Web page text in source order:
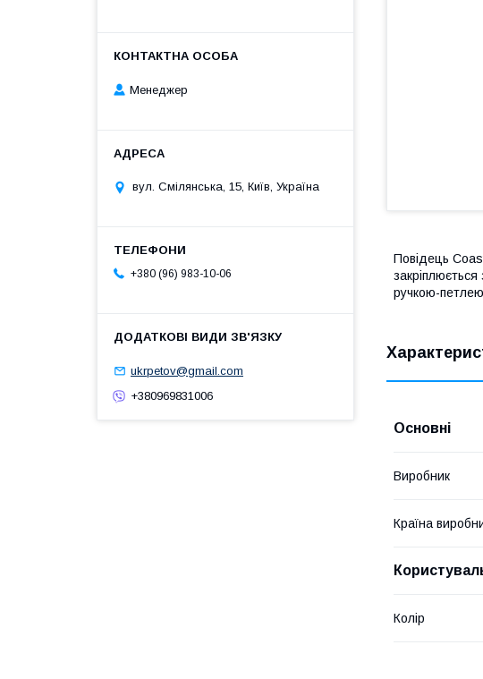
Повідець
ручкою-петлею
Основні
Виробник
Країна
Колір
Менеджер
вул. Смілянська, 15, Київ, Україна
+380 (96) 983-10-06
ukrpetov@gmail.com
+380969831006